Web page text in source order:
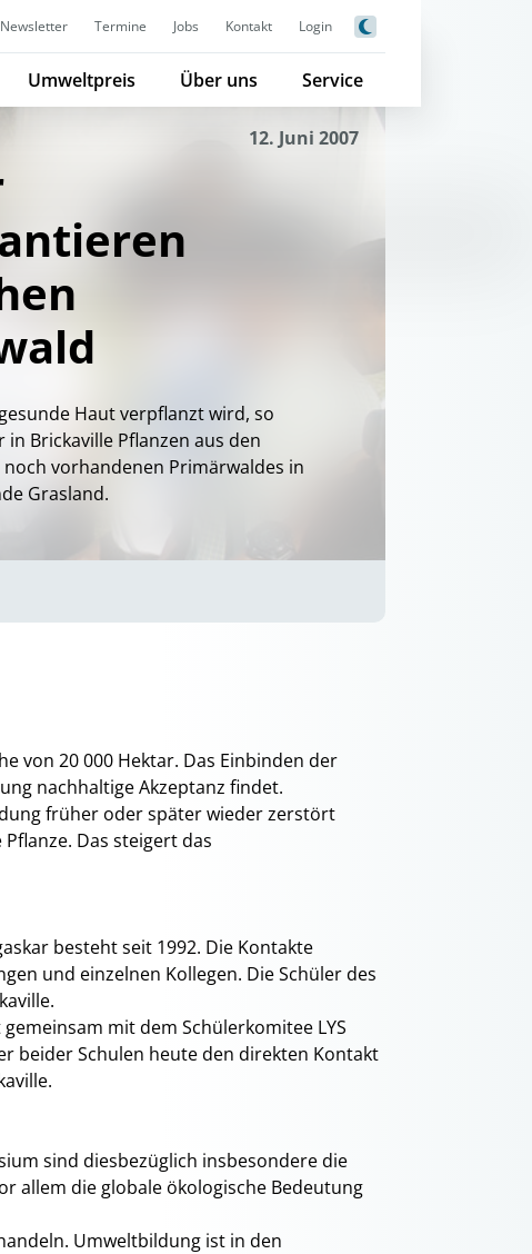
Newsletter Termine Jobs Kontakt Login
Umweltpreis Über uns Service
12. Juni 2007
Haut verpflanzt wird, so
in Brickaville Pflanzen aus den
vorhandenen Primärwaldes in
Grasland.
von 20 000 Hektar. Das Einbinden der
nachhaltige Akzeptanz findet.
früher oder später wieder zerstört
Das steigert das
besteht seit 1992. Die Kontakte
und einzelnen Kollegen. Die Schüler des
mit dem Schülerkomitee LYS
beider Schulen heute den direkten Kontakt
sind diesbezüglich insbesondere die
allem die globale ökologische Bedeutung
Umweltbildung ist in den